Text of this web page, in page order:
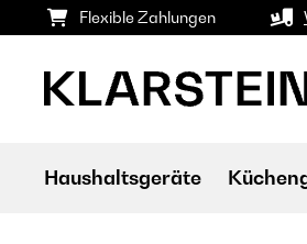
Flexible Zahlungen
Haushaltsgeräte